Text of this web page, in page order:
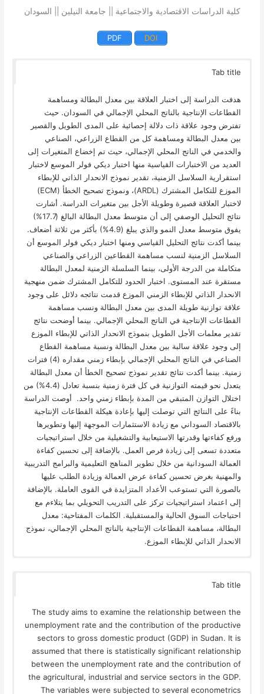
كلية الدراسات الاقتصادية والاجتماعية || جامعة النيلين || السودان
DOI
PDF
Tab title
هدفت الدراسة إلى اختبار العلاقة بين معدل البطالة ومساهمة
القطاعات الإنتاجية بالناتج المحلي الإجمالي في السودان. حيث
تفترض وجود علاقة ذات دلالة إحصائية على المدى الطويل والقصير
بين معدل البطالة ومساهمة كل من القطاع الزراعي، الصناعي
والخدمي في الناتج المحلي الإجمالي، حيث تم إخضاع المتغيرات إلى
العديد من الاختبارات القياسية منها اختبار ديكي فولر الموسع لاختبار
استقرارية السلاسل الزمنية، تقدير نموذج الانحدار الذاتي للإبطاء
الموزع للتكامل المشترك (ARDL)، ونموذج تصحيح الخطأ (ECM)
لاختبار العلاقة قصيرة وطويلة الأجل بين متغيرات الدراسة. أشارت
نتائج التحليل الوصفي إلى أن متوسط معدل البطالة البالغ (17.7%)
يفوق متوسط معدل النمو والذي يبلغ (4.9%) بأكثر من ثلاثة أضعاف.
بينما أكدت نتائج التحليل القياسي ومنها اختبار ديكي فولر الموسع أن
السلاسل الزمنية لنسب مساهمة القطاعين الزراعي والصناعي
متكاملة من الدرجة الأولى، بينما السلسلة الزمنية لمعدل البطالة
مستقرة عند المستوى. اختبار الحدود للتكامل المشترك ضمن منهجية
الانحدار الذاتي للإبطاء الزمني الموزع قدمت نتائجه دلائل على وجود
علاقة توازنية طويلة المدى بين معدل البطالة ونسب مساهمة
القطاعات الإنتاجية في الناتج المحلي الإجمالي. بينما أوضحت نتائج
تقدير معلمات الأجل الطويل بنموذج الانحدار الذاتي للإبطاء الموزع
إلى وجود علاقة سالبة بين معدل البطالة ونسبة مساهمة القطاع
الصناعي في الناتج المحلي الإجمالي بإبطاء زمني مقداره (4) فترات
زمنية. بينما أكدت نتائج تقدير نموذج تصحيح الخطأ أن معدل البطالة
يتعدل نحو قيمته التوازنية في كل فترة زمنية بنسبة تعادل (4.4%) من
اختلال التوازن المتبقي من المدة بإبطاء زمني واحد. أوصت الدراسة
بناءً على النتائج التي توصلت إليها بإعادة هيكلة القطاعات الإنتاجية
بالاقتصاد السوداني مع زيادة الاستثمارات الموجهة إليها وتطويرها
ورفع كفاءتها وقدرتها الاستيعابية والتشغيلية من خلال استراتيجيات
متعددة تسعى إلى زيادة فرص العمل. بالإضافة إلى تحسين كفاءة
العمالة السودانية من خلال تطوير المناهج التعليمية والبرامج التدريبية
والمهنية بغرض تحسين كفاءة عرض العمالة وزيادة الطلب عليها
بالصورة التي تستوعب الأعداد المتزايدة في القوى العاملة. بالإضافة
إلى اعتماد استراتيجيات تركز على التدريب التحويلي بما يتلاءم مع
احتياجات السوق الحالية والمستقبلية. الكلمات المفتاحية: معدل
البطالة، مساهمة القطاعات الإنتاجية بالناتج المحلي الإجمالي، نموذج
الانحدار الذاتي للإبطاء الموزع.
Tab title
The study aims to examine the relationship between the
unemployment rate and the contribution of the productive
sectors to gross domestic product (GDP) in Sudan. It is
assumed that there is statistically significant relationship
between the unemployment rate and the contribution of
the agricultural, industrial and service sectors in the GDP.
The variables were subjected to several econometrics